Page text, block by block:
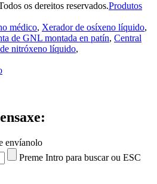
os dereitos reservados.Produtos
médico, Xerador de osíxeno líquido,
de GNL montada en patín, Central
nitróxeno líquido,
envíanolo
Preme Intro para buscar ou ESC